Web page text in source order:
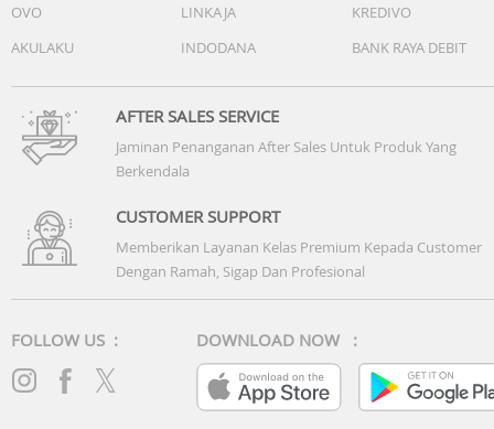
OVO
LINKAJA
KREDIVO
AKULAKU
INDODANA BANK RAYA DEBIT
AFTER SALES SERVICE
Jaminan Penanganan After Sales Untuk Produk Yang
Berkendala
CUSTOMER SUPPORT
Memberikan Layanan Kelas Premium Kepada Customer
Dengan Ramah, Sigap Dan Profesional
FOLLOW US : DOWNLOAD NOW :